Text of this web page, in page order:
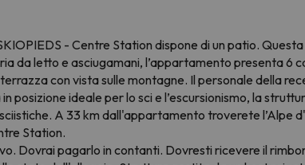
- Centre Station dispone di un patio.
da letto e asciugamani, l’appartamento presenta 6
con vista sulle montagne. Il personale della
posizione ideale per lo sci e l’escursionismo, la
A 33 km dall'appartamento troverete l’Alpe
Station.
Dovrai pagarlo in contanti. Dovresti ricevere il